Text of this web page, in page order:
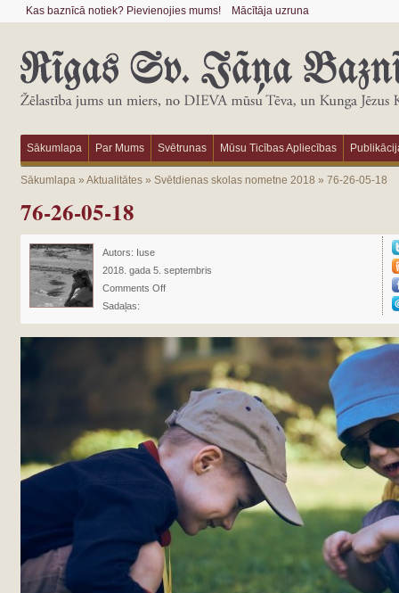
Kas baznīcā notiek? Pievienojies mums! Mācītāja uzruna
Sākumlapa Par Mums Svētrunas Mūsu Ticības Apliecības
Sākumlapa» Aktualitātes» Svētdienas skolas nometne 2018 » 76-26-05-18
76-26-05-18
Autors: Iuse
2018. gada 5. septembris
Comments Off
Sadaļas: